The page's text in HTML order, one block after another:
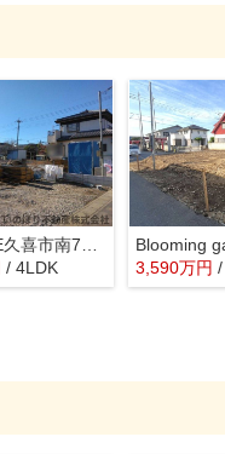
/ 4LDK 3,590万円